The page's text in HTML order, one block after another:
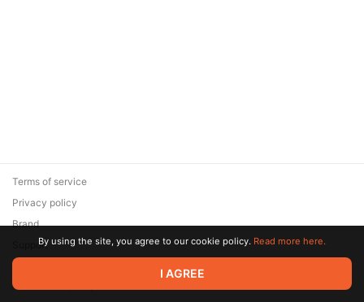
© 2026 Zaya Solutions Limited. All rights reserved. All trademarks
are the property of their respective owners.
Terms of service
Privacy policy
Brand
SupportBy using the site, you agree to our cookie policy. Read more here.
I AGREE